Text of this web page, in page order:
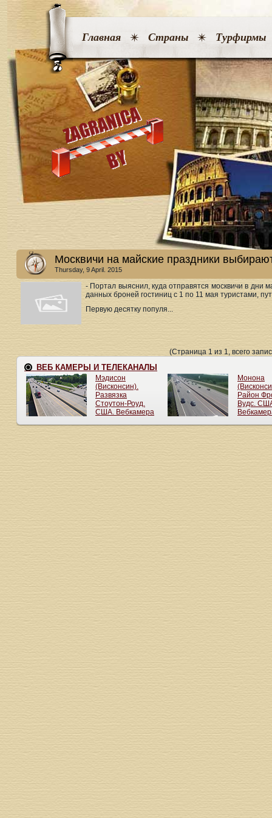
Главная Страны Турфирмы
Москвичи на майские праздники
Thursday, 9 April. 2015
- Портал выяснил, куда отправятся москвичи в дни
данных броней гостиниц с 1 по 11 мая туристами,
Первую десятку популя...
(Страница 1 из 1, всего